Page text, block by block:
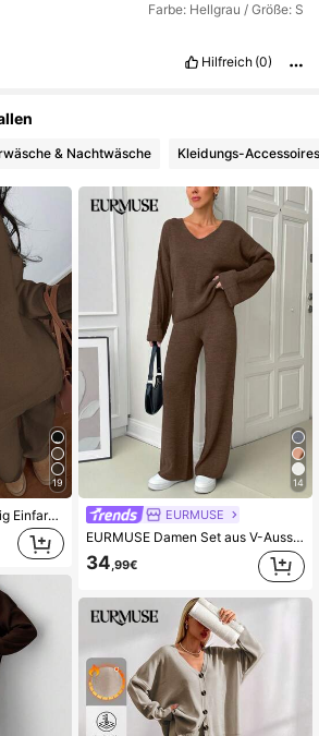
Farbe: Hellgrau / Größe: S
Hilfreich (0)
& Nachtwäsche Kleidungs-Accessoires
19
SHEIN Unity Damen Lässig Einfarbig Gestrickter Pullover und Hose Zweiteiler, Herbst/Winter
14
EURMUSE
EURMUSE Damen Set aus V-Ausschnitt Flügelärmel Pullover und Hose
34,99€